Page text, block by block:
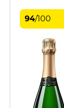
94/100